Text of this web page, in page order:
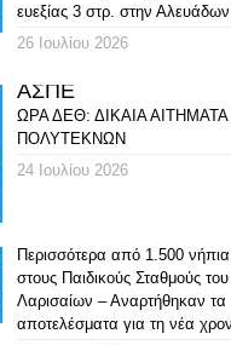
ευεξίας 3 στρ. στην Αλευάδων
26 Ιουλίου 2026
ΑΣΠΕ
ΩΡΑ ΔΕΘ: ΔΙΚΑΙΑ
ΠΟΛΥΤΕΚΝΩΝ
24 Ιουλίου 2026
Περισσότερα από 1.500
στους Παιδικούς Σταθμούς
Λαρισαίων – Αναρτήθηκαν τα
αποτελέσματα για τη νέα